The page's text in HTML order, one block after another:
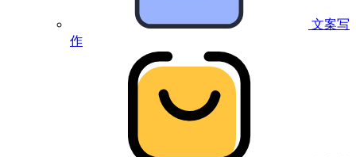
文案写
作